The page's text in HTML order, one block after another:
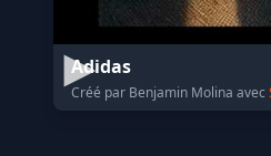
Adidas
Créé par Benjamin Molina avec